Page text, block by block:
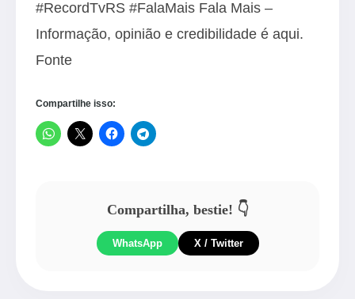
#RecordTvRS #FalaMais Fala Mais –
Informação, opinião e credibilidade é aqui.
Fonte
Compartilhe isso:
Compartilha, bestie! 👇
WhatsApp X / Twitter